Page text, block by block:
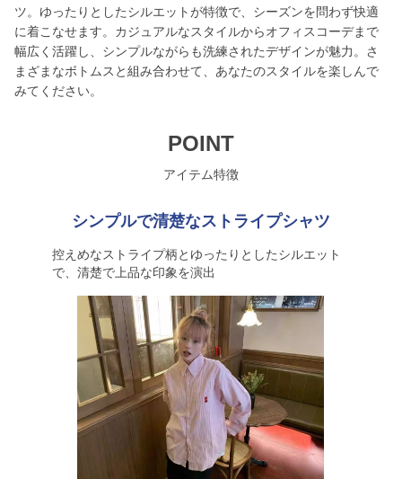
ツ。ゆったりとしたシルエットが特徴で、シーズンを問わず快適
に着こなせます。カジュアルなスタイルからオフィスコーデまで
幅広く活躍し、シンプルながらも洗練されたデザインが魅力。さ
まざまなボトムスと組み合わせて、あなたのスタイルを楽しんで
みてください。
POINT
アイテム特徴
シンプルで清楚なストライプシャツ
控えめなストライプ柄とゆったりとしたシルエット
で、清楚で上品な印象を演出